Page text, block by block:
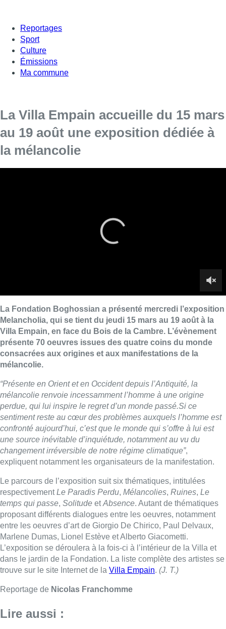
Reportages
Sport
Culture
Émissions
Ma commune
La Villa Empain accueille du 15 mars
au 19 août une exposition dédiée à
la mélancolie
La Fondation Boghossian a présenté mercredi l’exposition
Melancholia, qui se tient du jeudi 15 mars au 19 août à la
Villa Empain, en face du Bois de la Cambre. L’évènement
présente 70 oeuvres issues des quatre coins du monde
consacrées aux origines et aux manifestations de la
mélancolie.
“Présente en Orient et en Occident depuis l’Antiquité, la
mélancolie renvoie incessamment l’homme à une origine
perdue, qui lui inspire le regret d’un monde passé.Si ce
sentiment reste au cœur des problèmes auxquels l’homme est
confronté aujourd’hui, c’est que le monde qui s’offre à lui est
une source inévitable d’inquiétude, notamment au vu du
changement irréversible de notre régime climatique”,
expliquent notamment les organisateurs de la manifestation.
Le parcours de l’exposition suit six thématiques, intitulées
respectivementLe Paradis Perdu, Mélancolies, Ruines, Le
temps qui passe, Solitude etAbsence. Autant de thématiques
proposant différents dialogues entre les oeuvres, notamment
entre les oeuvres d’art de Giorgio De Chirico, Paul Delvaux,
Marlene Dumas, Lionel Estève et Alberto Giacometti.
L’exposition se déroulera à la fois-ci à l’intérieur de la Villa et
dans le jardin de la Fondation. La liste complète des artistes se
trouve sur le site Internet de la Villa Empain. (J. T.)
Reportage de Nicolas Franchomme
Lire aussi :